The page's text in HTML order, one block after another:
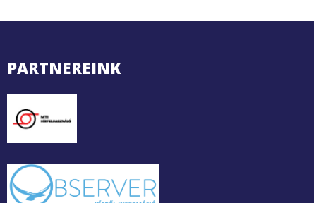
PARTNEREINK